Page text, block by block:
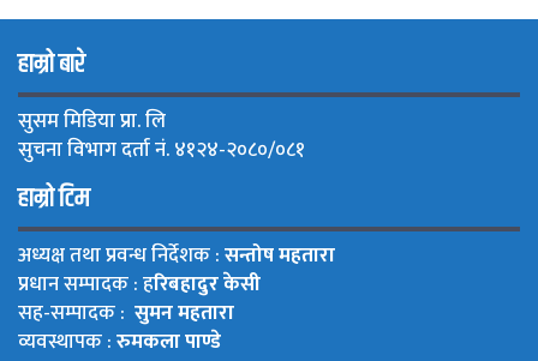
हाम्रो बारे
सुसम मिडिया प्रा. लि
सुचना विभाग दर्ता नं. ४१२४-२०८०/०८१
हाम्रो टिम
अध्यक्ष तथा प्रवन्ध निर्देशक :सन्तोष महतारा
प्रधान सम्पादक : हरिबहादुर केसी
सह-सम्पादक : सुमन महतारा
व्यवस्थापक :रुमकला पाण्डे